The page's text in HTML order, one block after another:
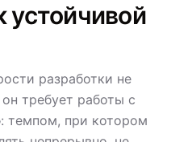
устойчивой
разработки не
требует работы с
: темпом, при котором